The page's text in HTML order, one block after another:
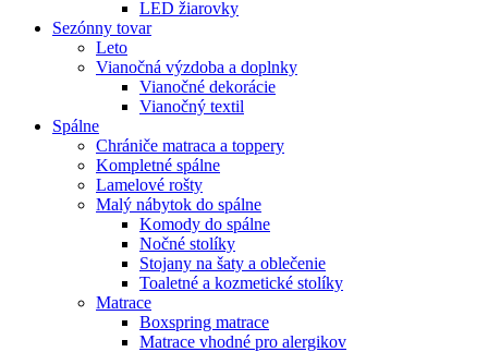
LED žiarovky
Sezónny tovar
Leto
Vianočná výzdoba a doplnky
Vianočné dekorácie
Vianočný textil
Spálne
Chrániče matraca a toppery
Kompletné spálne
Lamelové rošty
Malý nábytok do spálne
Komody do spálne
Nočné stolíky
Stojany na šaty a oblečenie
Toaletné a kozmetické stolíky
Matrace
Boxspring matrace
Matrace vhodné pro alergikov